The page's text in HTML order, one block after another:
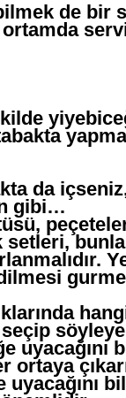
de bir
da
gibi…
setleri,
uyacağını
ortaya